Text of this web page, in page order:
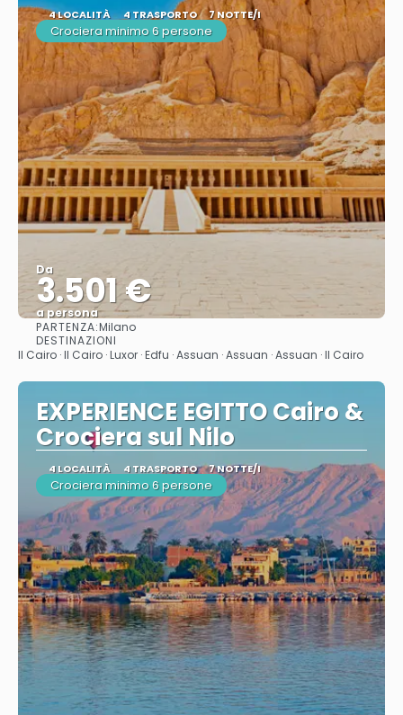
4 LOCALITÀ 4 TRASPORTO 7 NOTTE/I
Crociera minimo 6 persone
Da
3.501 €
a persona
PARTENZA:Milano
DESTINAZIONI
Il Cairo · Il Cairo · Luxor · Edfu · Assuan · Assuan · Assuan · Il Cairo
EXPERIENCE EGITTO Cairo &
Crociera sul Nilo
4 LOCALITÀ 4 TRASPORTO 7 NOTTE/I
Crociera minimo 6 persone